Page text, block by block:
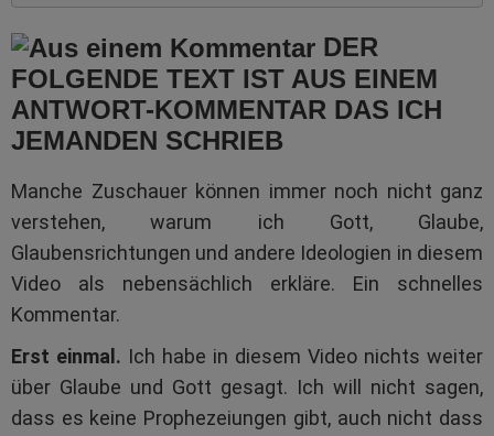
DER
FOLGENDE TEXT IST AUS EINEM
ANTWORT-KOMMENTAR DAS ICH
JEMANDEN SCHRIEB
Manche Zuschauer können immer noch nicht ganz
verstehen, warum ich Gott, Glaube,
Glaubensrichtungen und andere Ideologien in diesem
Video als nebensächlich erkläre. Ein schnelles
Kommentar.
Erst einmal. Ich habe in diesem Video nichts weiter
über Glaube und Gott gesagt. Ich will nicht sagen,
dass es keine Prophezeiungen gibt, auch nicht dass